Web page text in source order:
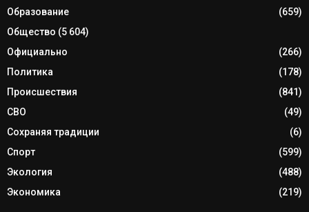
Образование
(659)
Общество (5 604)
Официально
(266)
Политика
(178)
Происшествия
(841)
СВО
(49)
Сохраняя традиции
(6)
Спорт
(599)
Экология
(488)
Экономика
(219)